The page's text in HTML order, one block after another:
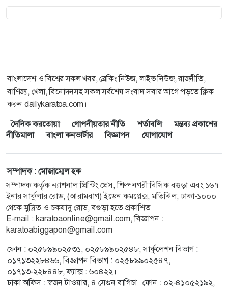
বাংলাদেশ ও বিশ্বের সকল খবর, ব্রেকিং নিউজ, লাইভ নিউজ, রাজনীতি,
বাণিজ্য, খেলা, বিনোদনসহ সকল সর্বশেষ সংবাদ সবার আগে পড়তে ক্লিক
করুন dailykaratoa.com।
দৈনিক করতোয়া
গোপনীয়তার নীতি শর্তাবলি
মন্তব্য প্রকাশের
নীতিমালা
বাংলা কনভার্টার বিজ্ঞাপন যোগাযোগ
সম্পাদক : মোজাম্মেল হক
সম্পাদক কর্তৃক ন্যাশনাল প্রিন্টিং প্রেস, শিল্পনগরী বিসিক বগুড়া এবং ১৬৭
ইনার সার্কুলার রোড, (আরামবাগ) ইডেন কমপ্লেক্স, মতিঝিল, ঢাকা-১০০০
থেকে মুদ্রিত ও চকযাদু রোড, বগুড়া হতে প্রকাশিত।
E-mail : karatoaonline@gmail.com, বিজ্ঞাপন :
karatoabiggapon@gmail.com
ফোন : ০২৫৮৯৯০২৫৩১, ০২৫৮৯৯০২৫৪৮, সার্কুলেশন বিভাগ :
০১৭১৩২২৮৪৬৬, বিজ্ঞাপন বিভাগ : ০২৫৮৯৯০২৫৪৭,
০১৭১৩-২২৮৪৪৮, ফ্যাক্স : ৬০৪২২।
ঢাকা অফিস : স্বজন টাওয়ার, ৪ সেগুন বাগিচা। ফোন : ০২-৪১০৫২১৯২,